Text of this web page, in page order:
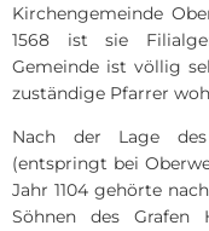
Kirchengemeinde
1568 ist sie
Gemeinde ist völlig
zuständige Pfarrer
Nach der Lage
(entspringt bei
Jahr 1104 gehörte
Söhnen des Grafen